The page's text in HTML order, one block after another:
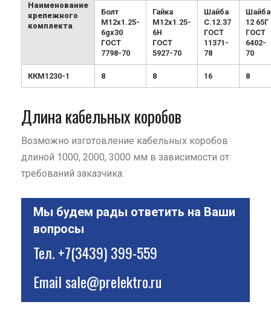
Наименование
крепежного
комплекта
Болт
М12х1.25-
6gx30
ГОСТ
7798-70
Гайка
М12х1.25-
6H
ГОСТ
5927-70
Шайба
С.12.37
ГОСТ
11371-
78
Шайба
12 65Г
ГОСТ
6402-
70
ККМ1230-1 8 8 16 8
Длина кабельных коробов
Возможно изготовление кабельных коробов
длиной 1000, 2000, 3000 мм в зависимости от
требований заказчика.
Мы будем рады ответить на Ваши
вопросы
Тел.+7(3439) 399-559
Emailsale@prelektro.ru